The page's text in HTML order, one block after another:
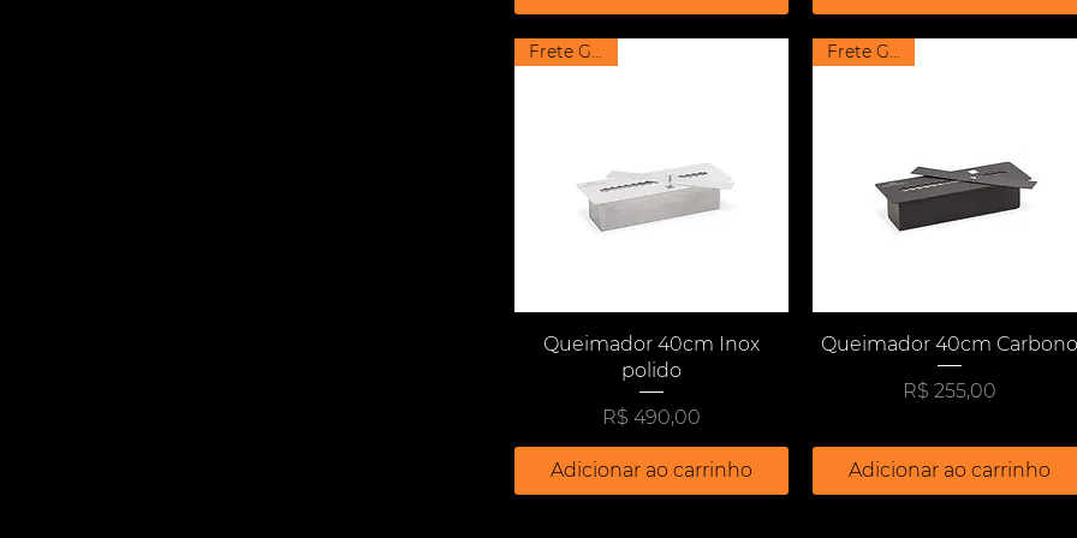
Visualização rápida
Frete Grátis
Queimador 40cm Inox
polido
Preço
R$ 490,00
Adicionar ao carrinho
Visualização rápida
Frete Grátis
Queimador 40cm Carbono
Preço
R$ 255,00
Adicionar ao carrinho